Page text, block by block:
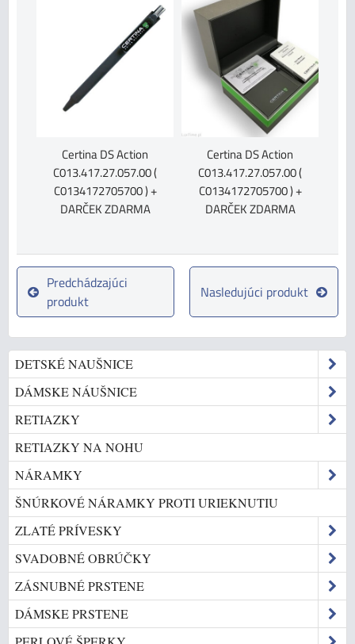
Certina DS Action
C013.417.27.057.00 (
C0134172705700 ) +
DARČEK ZDARMA
Certina DS Action
C013.417.27.057.00 (
C0134172705700 ) +
DARČEK ZDARMA
Predchádzajúci
produkt
Nasledujúci produkt
DETSKÉ NAUŠNICE
DÁMSKE NÁUŠNICE
RETIAZKY
RETIAZKY NA NOHU
NÁRAMKY
ŠNÚRKOVÉ NÁRAMKY PROTI URIEKNUTIU
ZLATÉ PRÍVESKY
SVADOBNÉ OBRÚČKY
ZÁSNUBNÉ PRSTENE
DÁMSKE PRSTENE